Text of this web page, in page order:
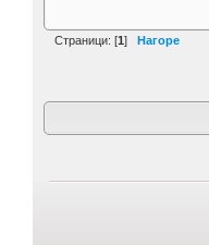
Страници: [1] Нагоре